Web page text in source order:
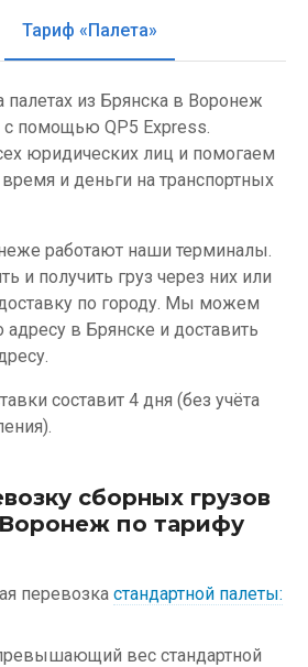
Тариф «Палета»
палетах из Брянска в Воронеж
с помощью QP5 Express.
юридических лиц и помогаем
и деньги на транспортных
работают наши терминалы.
и получить груз через них или
по городу. Мы можем
адресу в Брянске и доставить
составит 4 дня (без учёта
сборных грузов
по тарифу
перевозка стандартной палеты:
вес стандартной